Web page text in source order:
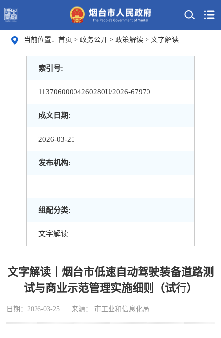
当前位置： 首页 > 政务公开 > 政策解读 > 文字解读
索引号:
11370600004260280U/2026-67970
成文日期:
2026-03-25
发布机构:
组配分类:
文字解读
文字解读丨烟台市低速自动驾驶装备道路测
试与商业示范管理实施细则（试行）
日期：2026-03-25 来源： 市工业和信息化局